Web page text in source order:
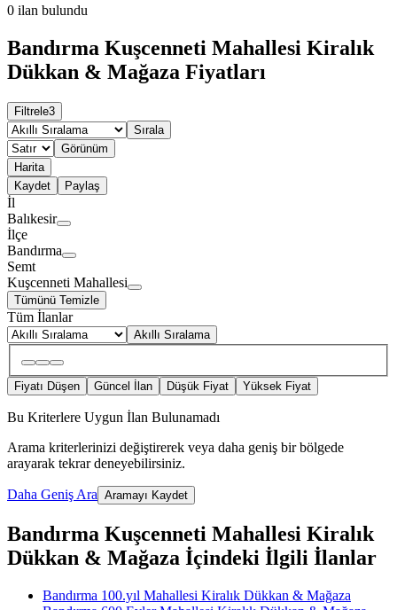
0 ilan bulundu
Bandırma Kuşcenneti Mahallesi Kiralık
Dükkan & Mağaza Fiyatları
Filtrele3
Sırala
Görünüm
Harita
Kaydet
Paylaş
İl
Balıkesir
İlçe
Bandırma
Semt
Kuşcenneti Mahallesi
Tümünü Temizle
Tüm İlanlar
Akıllı Sıralama
Fiyatı Düşen Güncel İlan Düşük Fiyat Yüksek Fiyat
Bu Kriterlere Uygun İlan Bulunamadı
Arama kriterlerinizi değiştirerek veya daha geniş bir bölgede
arayarak tekrar deneyebilirsiniz.
Daha Geniş Ara Aramayı Kaydet
Bandırma Kuşcenneti Mahallesi Kiralık
Dükkan & Mağaza İçindeki İlgili İlanlar
Bandırma 100.yıl Mahallesi Kiralık Dükkan & Mağaza